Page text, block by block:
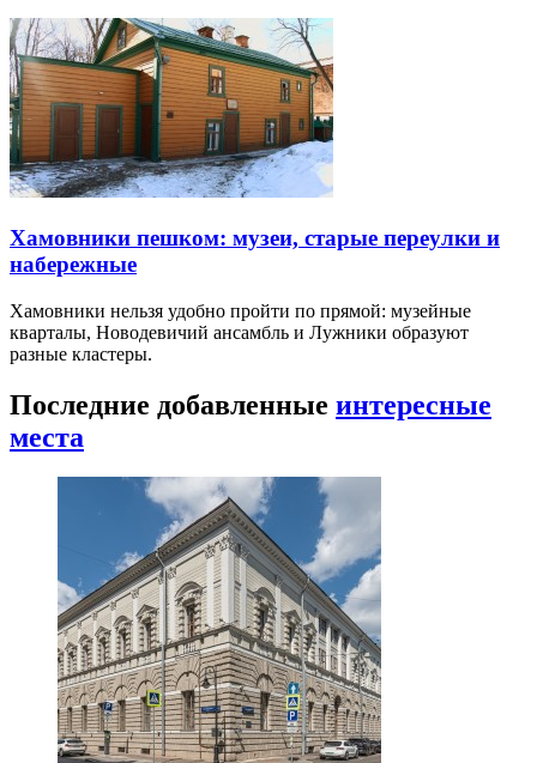
Хамовники пешком: музеи, старые переулки и
набережные
Хамовники нельзя удобно пройти по прямой: музейные
кварталы, Новодевичий ансамбль и Лужники образуют
разные кластеры.
Последние добавленные интересные
места